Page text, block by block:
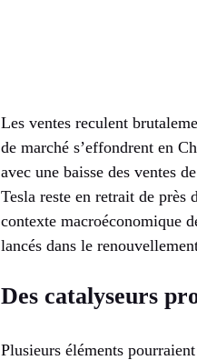
Les ventes reculent
de marché s’effondrent en
avec une baisse des ventes
Tesla reste en retrait de près
contexte macroéconomique
lancés dans le
Des catalyseurs
Plusieurs éléments